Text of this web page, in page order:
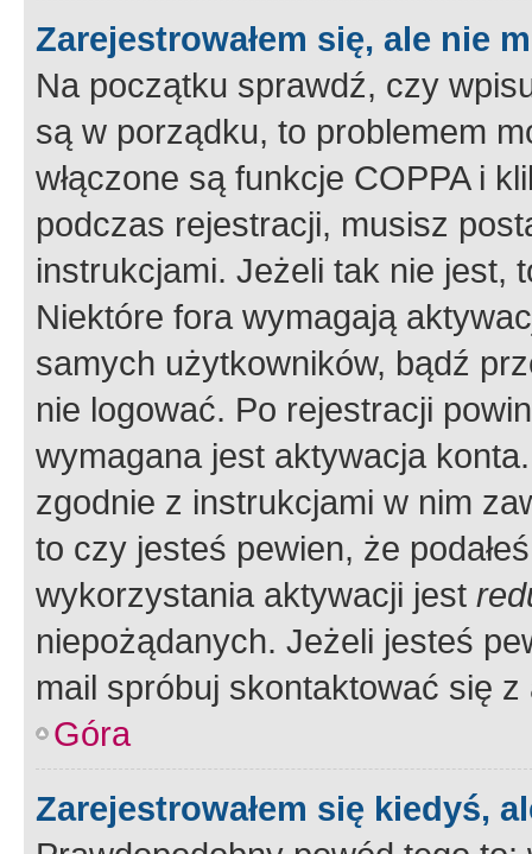
Zarejestrowałem się, ale nie
Na początku sprawdź, czy
są w porządku, to problemem
włączone są funkcje COPPA i
podczas rejestracji, musisz
instrukcjami. Jeżeli tak nie jest,
Niektóre fora wymagają
samych użytkowników, bądź
nie logować. Po rejestracji
wymagana jest aktywacja
zgodnie z instrukcjami w nim
to czy jesteś pewien, że
wykorzystania aktywacji jest
niepożądanych. Jeżeli jesteś
mail spróbuj skontaktować się
Góra
Zarejestrowałem się kiedyś,